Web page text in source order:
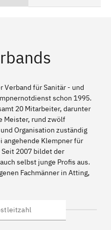
Verband für Sanitär - und
schon 1995.
20 Mitarbeiter, darunter
Meister, rund zwölf
Organisation zuständig
angehende Klempner für
2007 bildet der
selbst junge Profis aus.
Fachmänner in Atting,